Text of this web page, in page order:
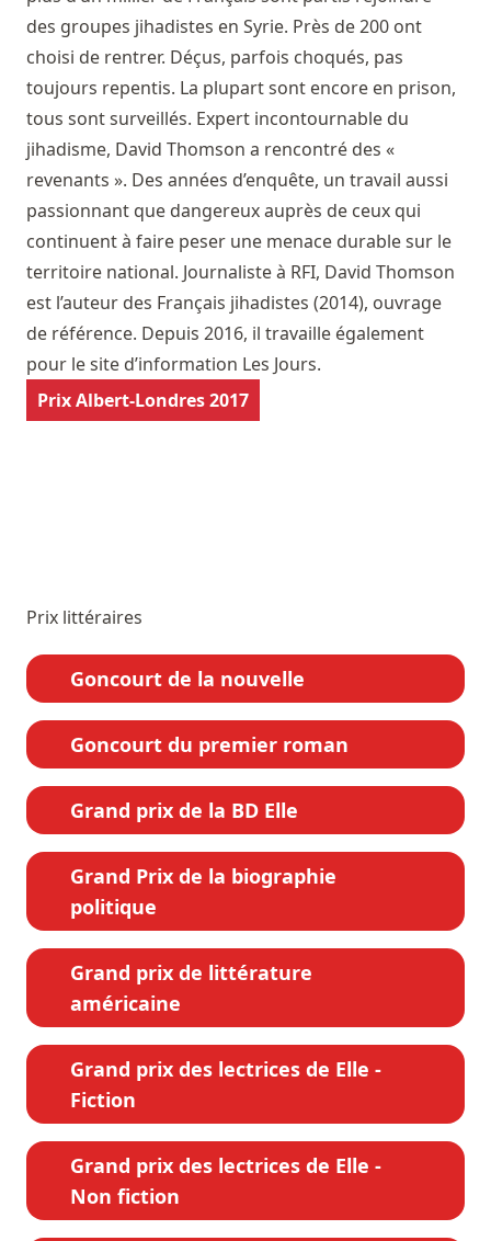
des groupes jihadistes en Syrie. Près de 200 ont
choisi de rentrer. Déçus, parfois choqués, pas
toujours repentis. La plupart sont encore en prison,
tous sont surveillés. Expert incontournable du
jihadisme, David Thomson a rencontré des «
revenants ». Des années d’enquête, un travail aussi
passionnant que dangereux auprès de ceux qui
continuent à faire peser une menace durable sur le
territoire national. Journaliste à RFI, David Thomson
est l’auteur des Français jihadistes (2014), ouvrage
de référence. Depuis 2016, il travaille également
pour le site d’information Les Jours.
Prix Albert-Londres 2017
Prix littéraires
Goncourt de la nouvelle
Goncourt du premier roman
Grand prix de la BD Elle
Grand Prix de la biographie
politique
Grand prix de littérature
américaine
Grand prix des lectrices de Elle -
Fiction
Grand prix des lectrices de Elle -
Non fiction